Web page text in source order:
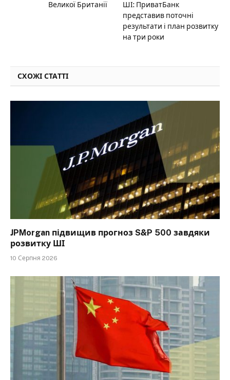
Великої Британії
ШІ: ПриватБанк
представив поточні
результати і план розвитку
на три роки
СХОЖІ СТАТТІ
JPMorgan підвищив прогноз S&P 500 завдяки
розвитку ШІ
10 Серпня 2026